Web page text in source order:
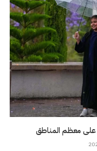
على معظم المناطق